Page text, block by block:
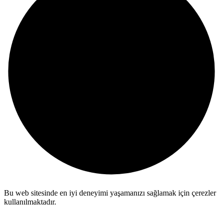
Bu web sitesinde en iyi deneyimi yaşamanızı sağlamak için çerezler
kullanılmaktadır.